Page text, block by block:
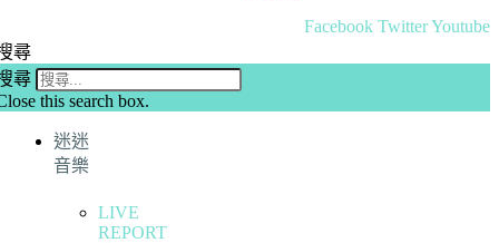
Facebook TwitterYoutube
尋
尋
this search box.
迷迷
音樂
LIVE
REPORT